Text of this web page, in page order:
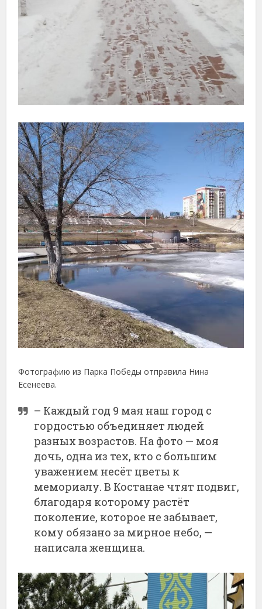
Фотографию из Парка Победы отправила Нина
Есенеева.
– Каждый год 9 мая наш город с
гордостью объединяет людей
разных возрастов. На фото — моя
дочь, одна из тех, кто с большим
уважением несёт цветы к
мемориалу. В Костанае чтят подвиг,
благодаря которому растёт
поколение, которое не забывает,
кому обязано за мирное небо, —
написала женщина.